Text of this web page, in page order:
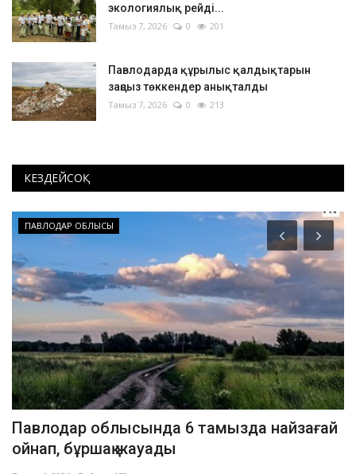
экологиялық рейді...
Тамыз 7, 2026 0 201
Павлодарда құрылыс қалдықтарын
заңсыз төккендер анықталды
Тамыз 7, 2026 0 213
КЕЗДЕЙСОҚ
ПАВЛОДАР ОБЛЫСЫ
Павлодар облысында 6 тамызда найзағай
ойнап, бұршақ жауады